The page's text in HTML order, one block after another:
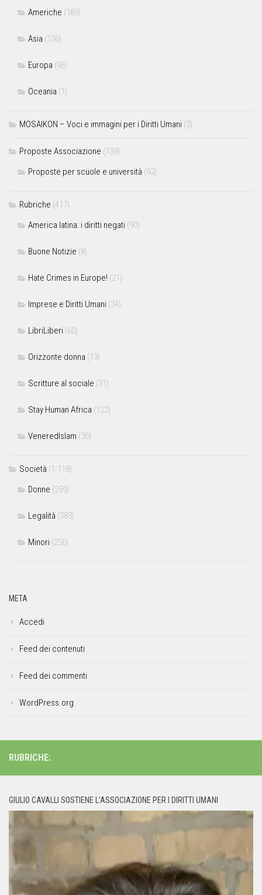
Americhe (189)
Asia (136)
Europa (96)
Oceania (1)
MOSAIKON – Voci e immagini per i Diritti Umani (3)
Proposte Associazione (139)
Proposte per scuole e università (92)
Rubriche (417)
America latina: i diritti negati (90)
Buone Notizie (8)
Hate Crimes in Europe! (21)
Imprese e Diritti Umani (34)
LibriLiberi (60)
Orizzonte donna (13)
Scritture al sociale (31)
Stay Human Africa (122)
VeneredIslam (36)
Società (1.118)
Donne (259)
Legalità (383)
Minori (256)
META
Accedi
Feed dei contenuti
Feed dei commenti
WordPress.org
RUBRICHE:
GIULIO CAVALLI SOSTIENE L’ASSOCIAZIONE PER I DIRITTI UMANI
Player